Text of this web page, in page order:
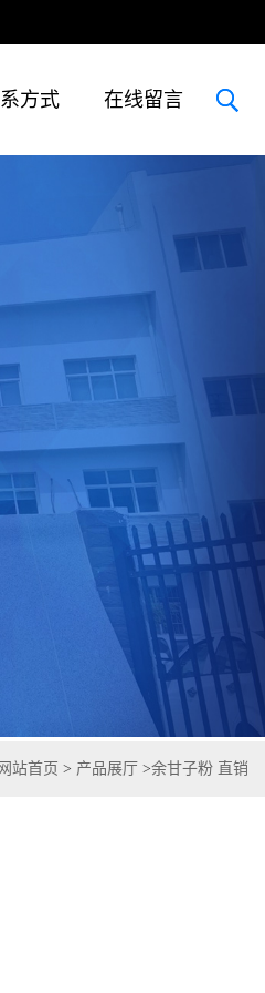
方式 在线留言
网站首页 > 产品展厅 >余甘子粉 直销